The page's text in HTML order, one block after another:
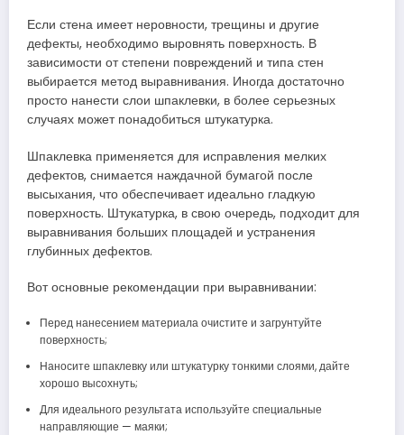
Если стена имеет неровности, трещины и другие
дефекты, необходимо выровнять поверхность. В
зависимости от степени повреждений и типа стен
выбирается метод выравнивания. Иногда достаточно
просто нанести слои шпаклевки, в более серьезных
случаях может понадобиться штукатурка.
Шпаклевка применяется для исправления мелких
дефектов, снимается наждачной бумагой после
высыхания, что обеспечивает идеально гладкую
поверхность. Штукатурка, в свою очередь, подходит для
выравнивания больших площадей и устранения
глубинных дефектов.
Вот основные рекомендации при выравнивании:
Перед нанесением материала очистите и загрунтуйте
поверхность;
Наносите шпаклевку или штукатурку тонкими слоями, дайте
хорошо высохнуть;
Для идеального результата используйте специальные
направляющие — маяки;